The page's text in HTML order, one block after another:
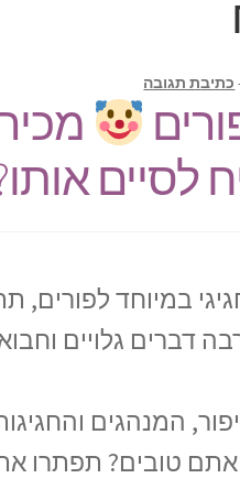
כתיבת תגובה
לסיים
במיוחד לפורים,
דברים גלויים
המנהגים
אתם טובים? תפתרו